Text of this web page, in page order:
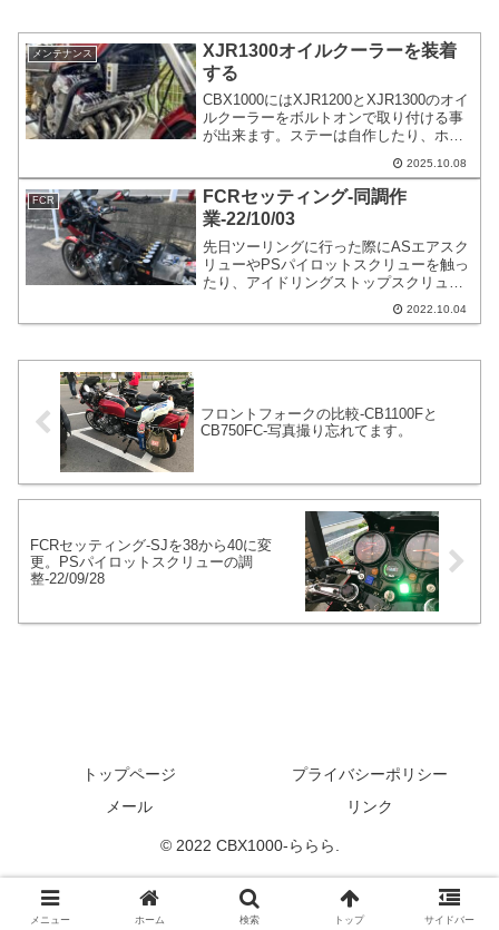
メンテナンス
XJR1300オイルクーラーを装着
する
CBX1000にはXJR1200とXJR1300のオイ
ルクーラーをボルトオンで取り付ける事
が出来ます。ステーは自作したり、ホー
ります。アールズ製を流用したりと多少
の工夫でカッコよく装着する事も可能で
す。
2025.10.08
FCR
FCRセッティング-同調作
業-22/10/03
先日ツーリングに行った際にASエアスク
リューやPSパイロットスクリューを触っ
たり、アイドリングストップスクリュー
ているかもしれないと思って時間を作れ
2022.10.04
フロントフォークの比較-CB1100Fと
CB750FC-写真撮り忘れてます。
FCRセッティング-SJを38から40に変
更。PSパイロットスクリューの調
整-22/09/28
トップページ
プライバシーポリシー
メール
リンク
© 2022 CBX1000-ららら.
メニュー ホーム 検索 トップ サイドバー